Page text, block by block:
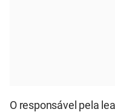
O responsável pela